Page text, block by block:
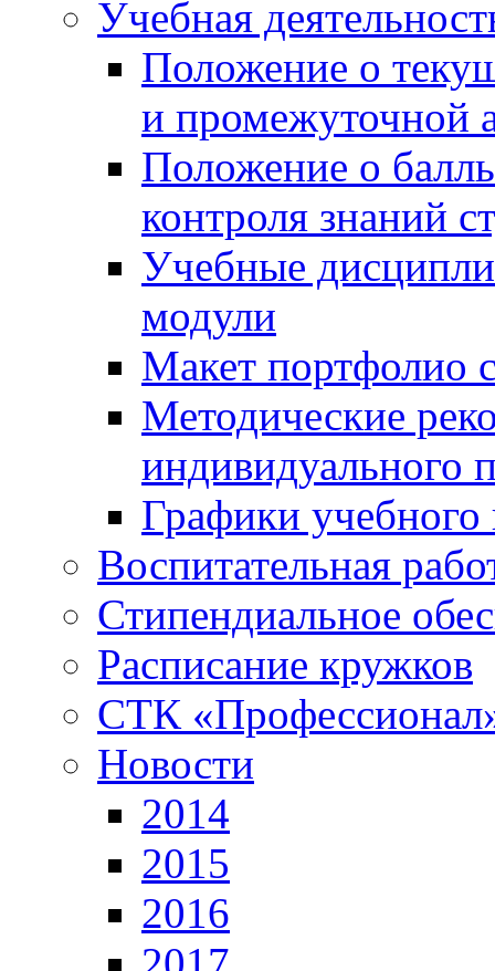
Учебная
Положение о
и промежуточной
Положение о
контроля знаний
Учебные
модули
Макет портфолио
Методические
индивидуального
Графики учебного
Воспитательная
Стипендиальное
Расписание кружков
СТК
Новости
2014
2015
2016